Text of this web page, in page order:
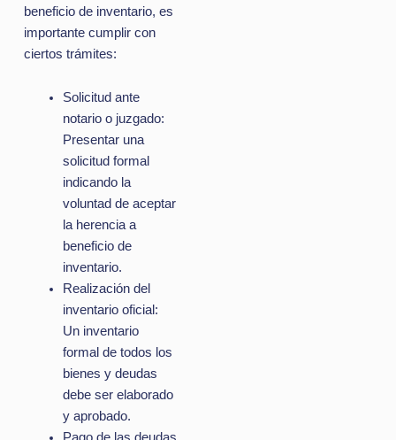
beneficio de inventario, es
importante cumplir con
ciertos trámites:
Solicitud ante
notario o juzgado:
Presentar una
solicitud formal
indicando la
voluntad de aceptar
la herencia a
beneficio de
inventario.
Realización del
inventario oficial:
Un inventario
formal de todos los
bienes y deudas
debe ser elaborado
y aprobado.